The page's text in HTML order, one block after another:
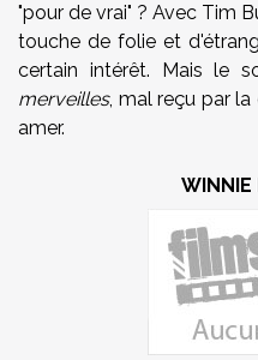
"pour de vrai" ? Avec Tim
touche de folie et
certain intérêt. Mais le
merveilles, mal reçu par
amer.
WINNIE